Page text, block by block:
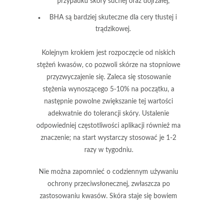
BHAsą bardziej skuteczne dla cery tłustej i
trądzikowej.
Kolejnym krokiem jest rozpoczęcie od niskich
stężeń kwasów, co pozwoli skórze na stopniowe
przyzwyczajenie się. Zaleca się stosowanie
stężenia wynoszącego 5-10% na początku, a
następnie powolne zwiększanie tej wartości
adekwatnie do tolerancji skóry. Ustalenie
odpowiedniej częstotliwości aplikacji również ma
znaczenie; na start wystarczy stosować je 1-2
razy w tygodniu.
Nie można zapomnieć o codziennym używaniu
ochrony przeciwsłonecznej, zwłaszcza po
zastosowaniu kwasów. Skóra staje się bowiem